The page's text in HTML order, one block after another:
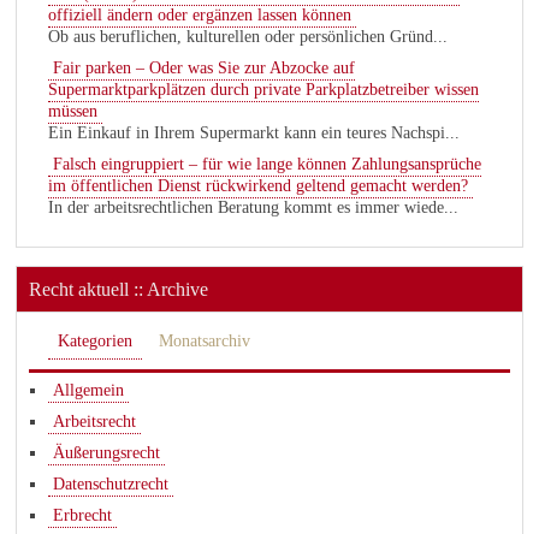
offiziell ändern oder ergänzen lassen können
Ob aus beruflichen, kulturellen oder persönlichen Gründ...
Fair parken – Oder was Sie zur Abzocke auf
Supermarktparkplätzen durch private Parkplatzbetreiber wissen
müssen
Ein Einkauf in Ihrem Supermarkt kann ein teures Nachspi...
Falsch eingruppiert – für wie lange können Zahlungsansprüche
im öffentlichen Dienst rückwirkend geltend gemacht werden?
In der arbeitsrechtlichen Beratung kommt es immer wiede...
Recht aktuell :: Archive
Kategorien Monatsarchiv
Allgemein
Arbeitsrecht
Äußerungsrecht
Datenschutzrecht
Erbrecht